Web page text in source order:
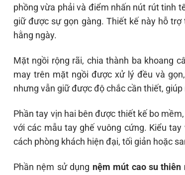
phồng vừa phải và điểm nhấn nút rút tinh
giữ được sự gọn gàng. Thiết kế này hỗ
hằng ngày.
Mặt ngồi rộng rãi, chia thành ba khoang
may trên mặt ngồi được xử lý đều và
nhưng vẫn giữ được độ chắc cần thiết,
Phần tay vịn hai bên được thiết kế bo
với các mẫu tay ghế vuông cứng. Kiểu
cách phòng khách hiện đại, tối giản hoặc
Phần nệm sử dụng nệm mút cao su thiên